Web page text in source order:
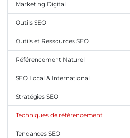
Marketing Digital
Outils SEO
Outils et Ressources SEO
Référencement Naturel
SEO Local & International
Stratégies SEO
Techniques de référencement
Tendances SEO